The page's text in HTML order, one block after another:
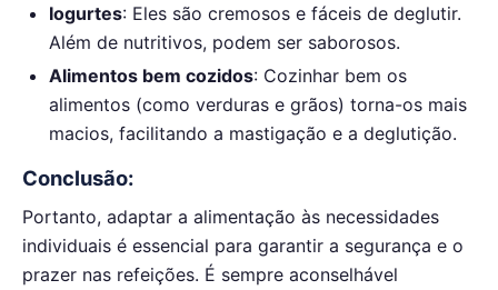
Iogurtes: Eles são cremosos e fáceis de deglutir.
Além de nutritivos, podem ser saborosos.
Alimentos bem cozidos: Cozinhar bem os
alimentos (como verduras e grãos) torna-os mais
macios, facilitando a mastigação e a deglutição.
Conclusão:
Portanto, adaptar a alimentação às necessidades
individuais é essencial para garantir a segurança e o
prazer nas refeições. É sempre aconselhável